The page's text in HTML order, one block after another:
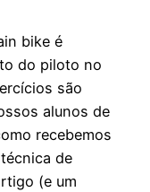
bike é
do piloto no
são
alunos de
recebemos
de
(e um